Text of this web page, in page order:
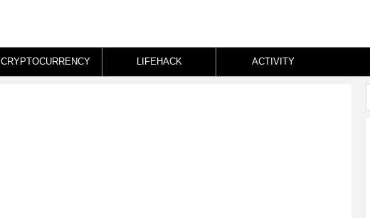
CRYPTOCURRENCY LIFEHACK ACTIVITY